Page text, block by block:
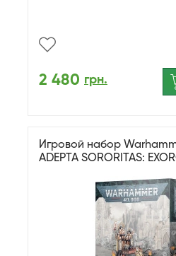
2 480 грн.
Игровой набор
ADEPTA SORORITAS: